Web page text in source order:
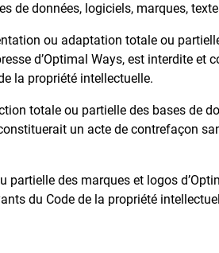
de données, logiciels, marques,
ou adaptation totale ou
d’Optimal Ways, est interdite
la propriété intellectuelle.
totale ou partielle des bases de
un acte de contrefaçon
partielle des marques et logos
du Code de la propriété